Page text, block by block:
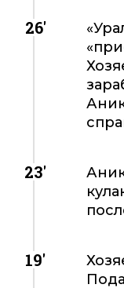
26'
23'
19'